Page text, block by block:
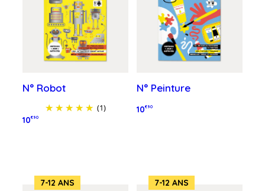
N° Robot
(1)
10€90
N° Peinture
10€90
7-12 ANS 7-12 ANS